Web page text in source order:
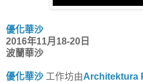
優化華沙
2016年11月18-20日
波蘭華沙
優化華沙 工作坊由Architektura